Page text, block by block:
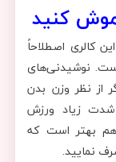
کنید
کالری اصطلاحاً
نوشیدنی‌های
از نظر وزن بدن
شدت زیاد ورزش
هم بهتر است که
نمایید.